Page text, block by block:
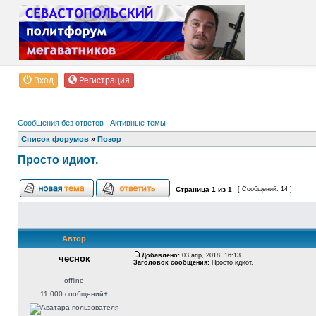
Вход Регистрация
Сообщения без ответов | Активные темы
Список форумов » Позор
Просто идиот.
Страница 1 из 1 [ Сообщений: 14 ]
Автор
чеснок Добавлено: 03 апр, 2018, 16:13
Заголовок сообщения: Просто идиот.
offline
11 000 сообщений+